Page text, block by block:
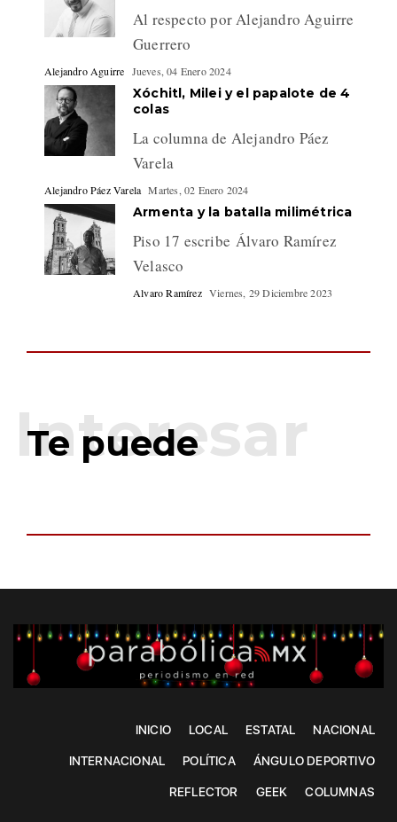
Al respecto por Alejandro Aguirre
Guerrero
Alejandro Aguirre Jueves, 04 Enero 2024
Xóchitl, Milei y el papalote de 4
colas
La columna de Alejandro Páez
Varela
Alejandro Páez Varela Martes, 02 Enero 2024
Armenta y la batalla milimétrica
Piso 17 escribe Álvaro Ramírez
Velasco
Alvaro Ramírez Viernes, 29 Diciembre 2023
Te puede
INICIO LOCAL ESTATAL NACIONAL
INTERNACIONAL POLÍTICA ÁNGULO DEPORTIVO
REFLECTOR GEEK COLUMNAS